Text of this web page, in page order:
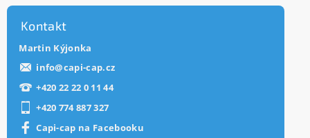
Kontakt
Martin Kýjonka
info@capi-cap.cz
+420 22 22 0 11 44
+420 774 887 327
Capi-cap na Facebooku